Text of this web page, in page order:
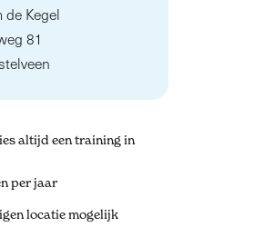
de Kegel
81
altijd een training in
per jaar
locatie mogelijk